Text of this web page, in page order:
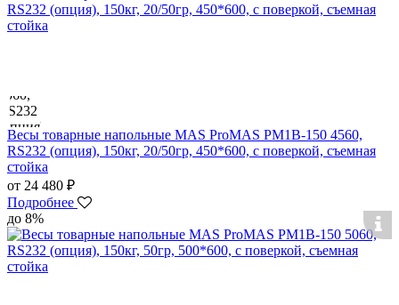
Весы товарные напольные MAS ProMAS PM1B-150 4560,
RS232 (опция), 150кг, 20/50гр, 450*600, с поверкой, съемная
стойка
от 24 480 ₽
Подробнее
до 8%